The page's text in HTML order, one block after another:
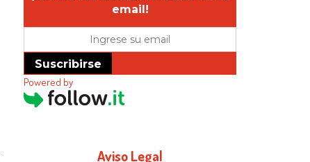
email!
Suscribirse
Powered by
Aviso Legal